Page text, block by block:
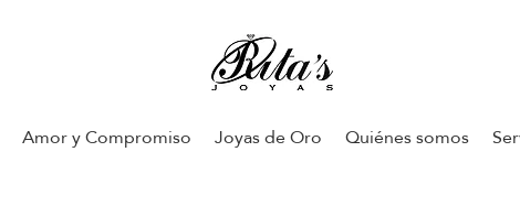
Amor y Compromiso Joyas de Oro Quiénes somos